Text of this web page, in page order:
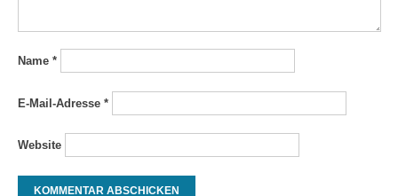
Name *
E-Mail-Adresse *
Website